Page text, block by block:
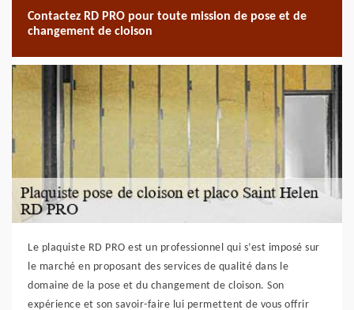
Contactez RD PRO pour toute mission de pose et de
changement de cloison
Le plaquiste RD PRO est un professionnel qui s’est imposé sur
le marché en proposant des services de qualité dans le
domaine de la pose et du changement de cloison. Son
expérience et son savoir-faire lui permettent de vous offrir